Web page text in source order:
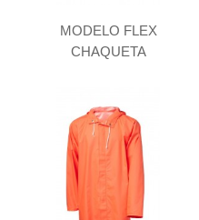
MODELO FLEX
CHAQUETA